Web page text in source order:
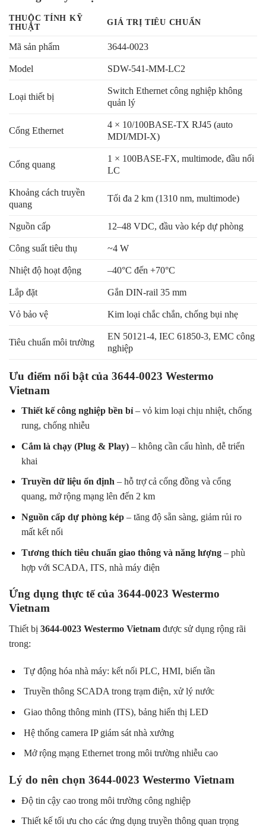
THUỘC TÍNH KỸ
THUẬT
GIÁ TRỊ TIÊU CHUẨN
Mã sản phẩm 3644-0023
Model SDW-541-MM-LC2
Loại thiết bị
Switch Ethernet công nghiệp không
quản lý
Cổng Ethernet
4 × 10/100BASE-TX RJ45 (auto
MDI/MDI-X)
Cổng quang
1 × 100BASE-FX, multimode, đầu nối
LC
Khoảng cách truyền
quang
Tối đa 2 km (1310 nm, multimode)
Nguồn cấp 12–48 VDC, đầu vào kép dự phòng
Công suất tiêu thụ ~4 W
Nhiệt độ hoạt động –40°C đến +70°C
Lắp đặt Gắn DIN-rail 35 mm
Vỏ bảo vệ Kim loại chắc chắn, chống bụi nhẹ
Tiêu chuẩn môi trường
EN 50121-4, IEC 61850-3, EMC công
nghiệp
Ưu điểm nổi bật của 3644-0023 Westermo
Vietnam
Thiết kế công nghiệp bền bỉ– vỏ kim loại chịu nhiệt, chống
rung, chống nhiễu
Cắm là chạy (Plug & Play)– không cần cấu hình, dễ triển
khai
Truyền dữ liệu ổn định– hỗ trợ cả cổng đồng và cổng
quang, mở rộng mạng lên đến 2 km
Nguồn cấp dự phòng kép– tăng độ sẵn sàng, giảm rủi ro
mất kết nối
Tương thích tiêu chuẩn giao thông và năng lượng– phù
hợp với SCADA, ITS, nhà máy điện
Ứng dụng thực tế của 3644-0023 Westermo
Vietnam
Thiết bị 3644-0023 Westermo Vietnam được sử dụng rộng rãi
trong:
Tự động hóa nhà máy: kết nối PLC, HMI, biến tần
Truyền thông SCADA trong trạm điện, xử lý nước
Giao thông thông minh (ITS), bảng hiển thị LED
Hệ thống camera IP giám sát nhà xưởng
Mở rộng mạng Ethernet trong môi trường nhiễu cao
Lý do nên chọn 3644-0023 Westermo Vietnam
Độ tin cậy cao trong môi trường công nghiệp
Thiết kế tối ưu cho các ứng dụng truyền thông quan trọng